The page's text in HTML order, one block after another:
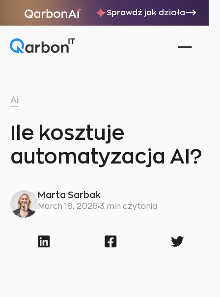
Sprawdź jak działa
AI
Ile kosztuje
automatyzacja AI?
Marta Sarbak
March 18, 2026 3 min czytania